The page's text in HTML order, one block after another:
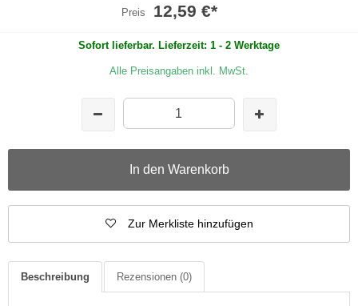
Preis 12,59 €*
Sofort lieferbar. Lieferzeit: 1 - 2 Werktage
Alle Preisangaben inkl. MwSt.
In den Warenkorb
Zur Merkliste hinzufügen
Beschreibung Rezensionen (0)